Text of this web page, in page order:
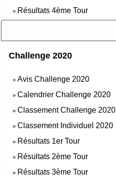
» Résultats 4ème Tour
Challenge 2020
» Avis Challenge 2020
» Calendrier Challenge 2020
» Classement Challenge 2020
» Classement Individuel 2020
» Résultats 1er Tour
» Résultats 2ème Tour
» Résultats 3ème Tour